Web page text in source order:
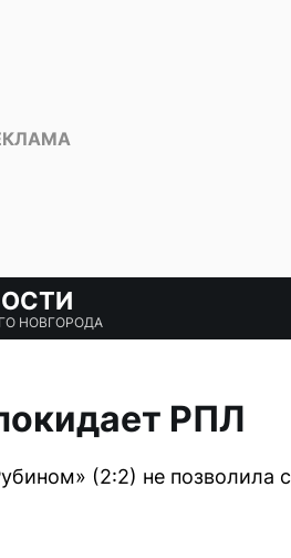
НОВГОРОДА
РПЛ
(2:2) не позволила